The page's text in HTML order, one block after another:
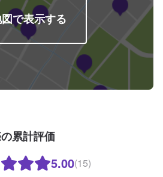
で表示する
累計評価
5.00(15)